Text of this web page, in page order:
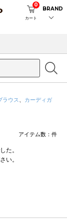
カート
0
BRAND
ラウス
カーディガ
アイテム数： 件
た。
い。